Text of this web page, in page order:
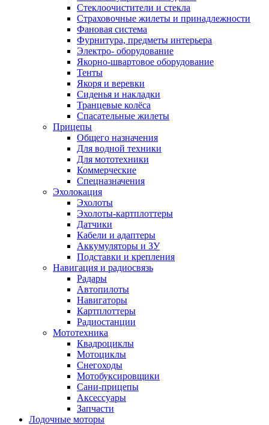
Стеклоочистители и стекла
Страховочные жилеты и принадлежности
Фановая система
Фурнитура, предметы интерьера
Электро- оборудование
Якорно-швартовое оборудование
Тенты
Якоря и веревки
Сиденья и накладки
Транцевые колёса
Спасательные жилеты
Прицепы
Общего назначения
Для водной техники
Для мототехники
Коммерческие
Спецназначения
Эхолокация
Эхолоты
Эхолоты-картплоттеры
Датчики
Кабели и адаптеры
Аккумуляторы и ЗУ
Подставки и крепления
Навигация и радиосвязь
Радары
Автопилоты
Навигаторы
Картплоттеры
Радиостанции
Мототехника
Квадроциклы
Мотоциклы
Снегоходы
Мотобуксировщики
Сани-прицепы
Аксессуары
Запчасти
Лодочные моторы